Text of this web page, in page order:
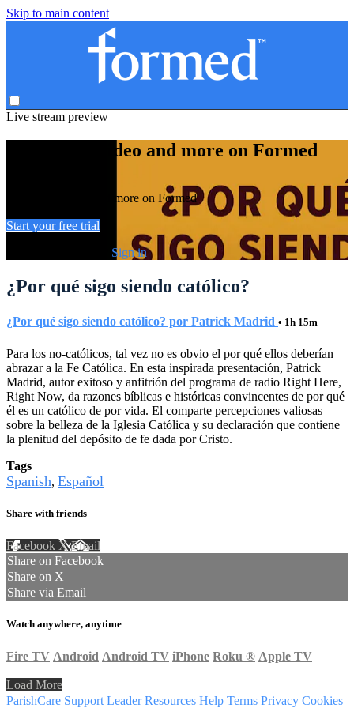
Skip to main content
Live stream preview
Watch this video and more on Formed
Watch this video and more on Formed
Start your free trial
Sign in
¿Por qué sigo siendo católico?
¿Por qué sigo siendo católico? por Patrick Madrid • 1h 15m
Para los no-católicos, tal vez no es obvio el por qué ellos deberían
abrazar a la Fe Católica. En esta inspirada presentación, Patrick
Madrid, autor exitoso y anfitrión del programa de radio Right Here,
Right Now, da razones bíblicas e históricas convincentes de por qué
él es un católico de por vida. El comparte percepciones valiosas
sobre la belleza de la Iglesia Católica y su declaración que contiene
la plenitud del depósito de fe dada por Cristo.
Tags
Spanish, Español
Share with friends
Facebook XEmail
Share on Facebook
Share on X
Share via Email
Watch anywhere, anytime
Fire TV Android Android TV iPhone Roku ® Apple TV
Load More
ParishCare Support Leader Resources Help Terms Privacy Cookies